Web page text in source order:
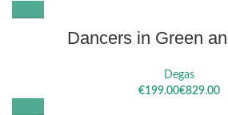
Dancers in Green
Degas
€
€